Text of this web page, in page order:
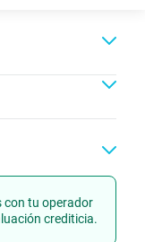
con tu operador
crediticia.